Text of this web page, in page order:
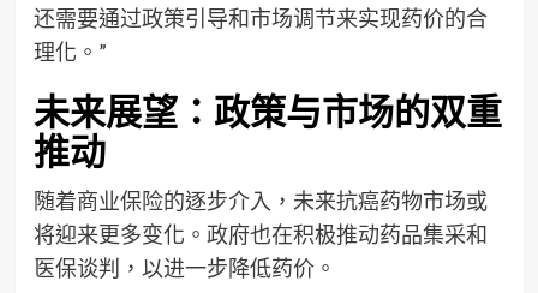
还需要通过政策引导和市场调节来实现药价的合
理化。”
未来展望：政策与市场的双重
推动
随着商业保险的逐步介入，未来抗癌药物市场或
将迎来更多变化。政府也在积极推动药品集采和
医保谈判，以进一步降低药价。